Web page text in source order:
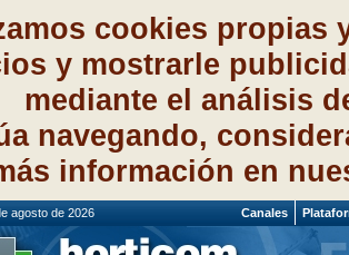
cookies propias
y mostrarle
mediante el análisis
navegando,
información en
de agosto de 2026 Canales